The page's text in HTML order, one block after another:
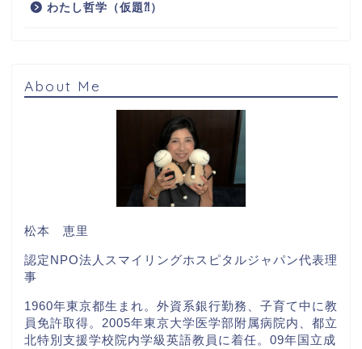
わたし哲学（仮題⁈）
About Me
松本 恵里
認定NPO法人スマイリングホスピタルジャパン代表理
事
1960年東京都生まれ。外資系銀行勤務、子育て中に教
員免許取得。2005年東京大学医学部附属病院内、都立
北特別支援学校院内学級英語教員に着任。09年国立成